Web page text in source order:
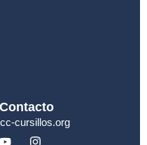
cursillos.org